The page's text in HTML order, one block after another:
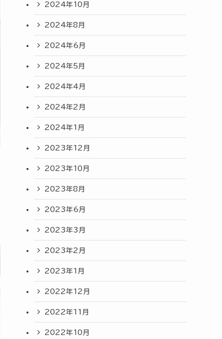
2024年10月
2024年8月
2024年6月
2024年5月
2024年4月
2024年2月
2024年1月
2023年12月
2023年10月
2023年8月
2023年6月
2023年3月
2023年2月
2023年1月
2022年12月
2022年11月
2022年10月